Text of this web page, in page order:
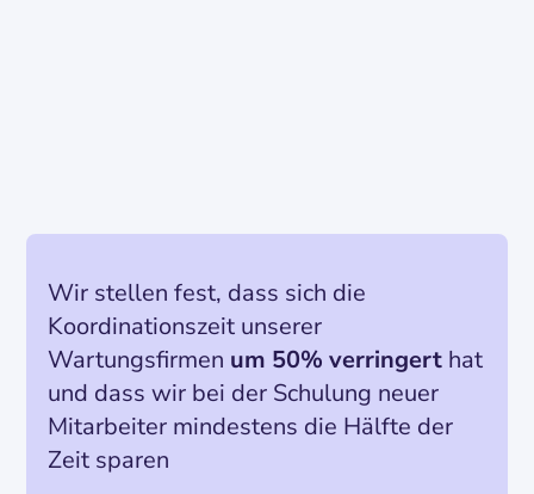
Wir stellen fest, dass sich die
Koordinationszeit unserer
Wartungsfirmen um 50% verringert hat
und dass wir bei der Schulung neuer
Mitarbeiter mindestens die Hälfte der
Zeit sparen